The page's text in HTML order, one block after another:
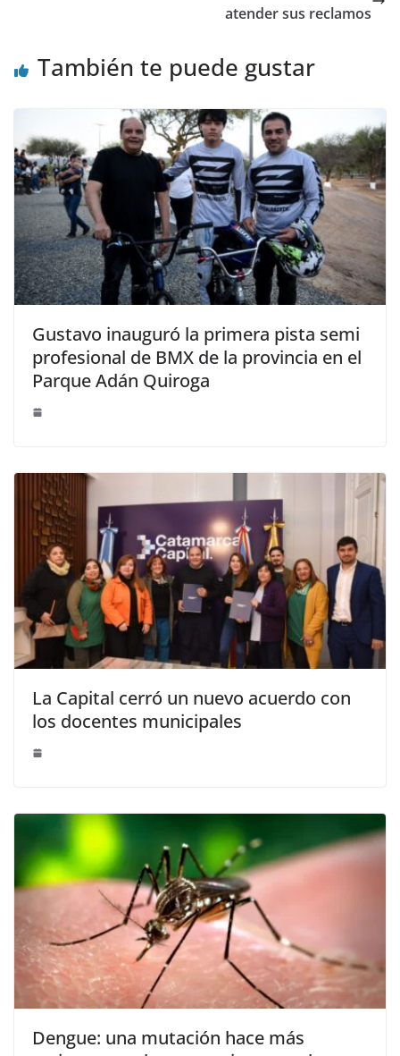
atender sus reclamos
También te puede gustar
Gustavo inauguró la primera pista semi
profesional de BMX de la provincia en el
Parque Adán Quiroga
La Capital cerró un nuevo acuerdo con
los docentes municipales
Dengue: una mutación hace más